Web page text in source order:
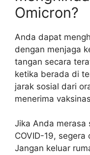
Omicron?
Anda dapat
dengan menjaga
tangan secara
ketika berada di
jarak sosial dari
menerima
Jika Anda merasa
COVID-19,
Jangan keluar